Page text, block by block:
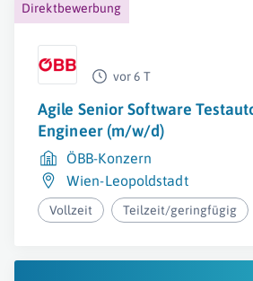
Direktbewerbung
vor 6 T
Agile Senior Software
Engineer (m/w/d)
ÖBB-Konzern
Wien-Leopoldstadt
Vollzeit Teilzeit/geringfügig